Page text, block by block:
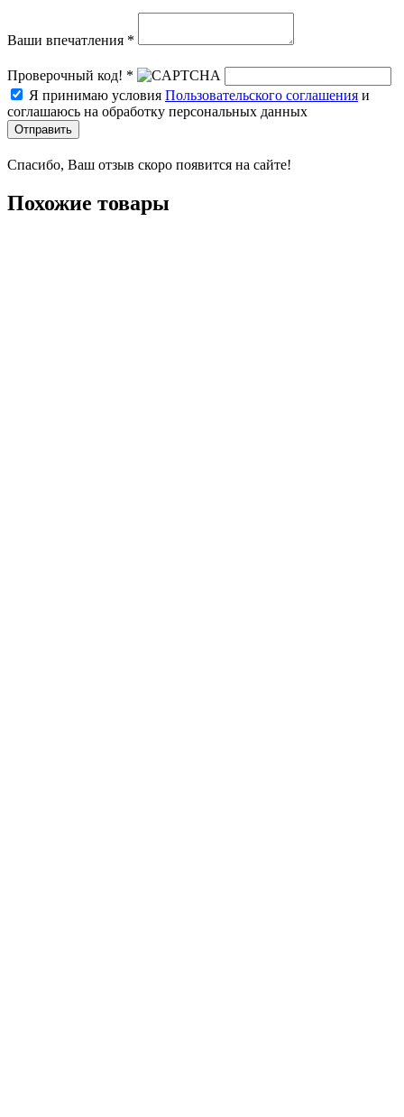
Ваши впечатления *
Проверочный код! *
Я принимаю условия Пользовательского соглашения и
соглашаюсь на обработку персональных данных
Отправить
Спасибо, Ваш отзыв скоро появится на сайте!
Похожие товары